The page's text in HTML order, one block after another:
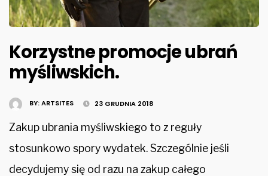
Korzystne promocje ubrań
myśliwskich.
BY:ARTSITES 23 GRUDNIA 2018
Zakup ubrania myśliwskiego to z reguły
stosunkowo spory wydatek. Szczególnie jeśli
decydujemy się od razu na zakup całego